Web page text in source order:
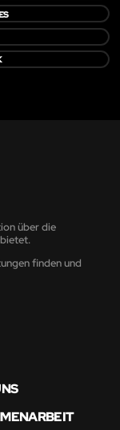
über die
finden und